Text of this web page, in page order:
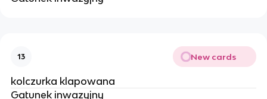
13 New cards
kolczurka klapowana
Gatunek inwazyjny